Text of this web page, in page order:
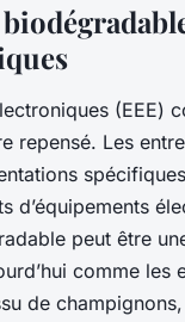
(EEE)
repensé. Les
d’équipements
peut être
comme
de